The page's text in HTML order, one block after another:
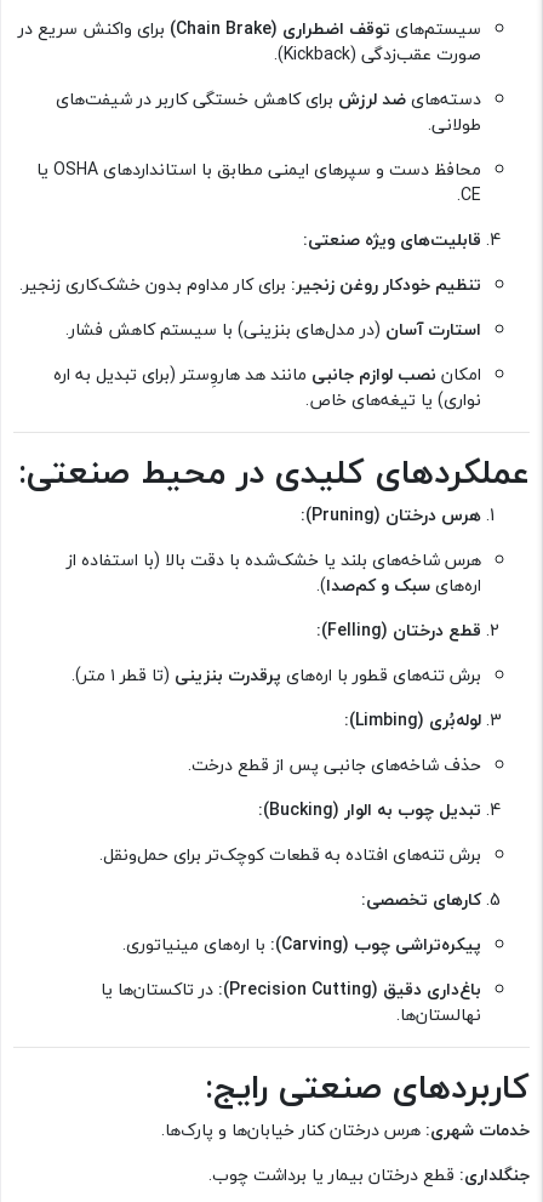
سیستم‌های توقف اضطراری (Chain Brake)
برای واکنش سریع در
صورت عقب‌زدگی (Kickback).
دسته‌هایضد لرزش برای کاهش خستگی کاربر در شیفت‌های
طولانی.
محافظ دست و سپرهای ایمنی مطابق با استانداردهای OSHA یا
CE.
قابلیت‌های ویژه صنعتی:
تنظیم خودکار روغن زنجیر: برای کار مداوم بدون خشک‌کاری زنجیر.
استارت آسان (در مدل‌های بنزینی) با سیستم کاهش فشار.
امکان نصب لوازم جانبی مانند هد هاروِستر (برای تبدیل به اره
نواری) یا تیغه‌های خاص.
عملکردهای کلیدی در محیط صنعتی:
هرس درختان (Pruning):
هرس شاخه‌های بلند یا خشک‌شده با دقت بالا (با استفاده از
اره‌هایسبک و کم‌صدا).
قطع درختان (Felling):
برش تنه‌های قطور با اره‌های پرقدرت بنزینی (تا قطر ۱ متر).
لوله‌بُری (Limbing):
حذف شاخه‌های جانبی پس از قطع درخت.
تبدیل چوب به الوار (Bucking):
برش تنه‌های افتاده به قطعات کوچک‌تر برای حمل‌ونقل.
کارهای تخصصی:
پیکره‌تراشی چوب (Carving):
با اره‌های مینیاتوری.
باغ‌داری دقیق (Precision Cutting):
در تاکستان‌ها یا
نهالستان‌ها.
کاربردهای صنعتی رایج:
خدمات شهری: هرس درختان کنار خیابان‌ها و پارک‌ها.
جنگلداری: قطع درختان بیمار یا برداشت چوب.